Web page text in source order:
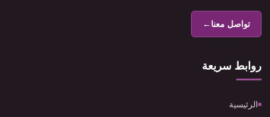
تواصل معنا←
روابط سريعة
الرئيسية